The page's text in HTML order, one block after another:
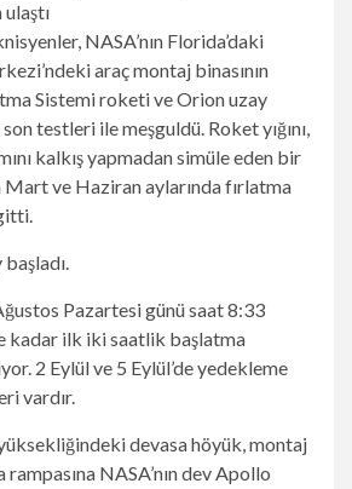
NASA’nın Florida’daki
araç montaj binasının
Sistemi roketi ve Orion uzay
testleri ile meşguldü. Roket yığını,
kalkış yapmadan simüle eden bir
ve Haziran aylarında fırlatma
başladı.
Pazartesi günü saat 8:33
kadar ilk iki saatlik başlatma
2 Eylül ve 5 Eylül’de yedekleme
vardır.
devasa höyük, montaj
rampasına NASA’nın dev Apollo